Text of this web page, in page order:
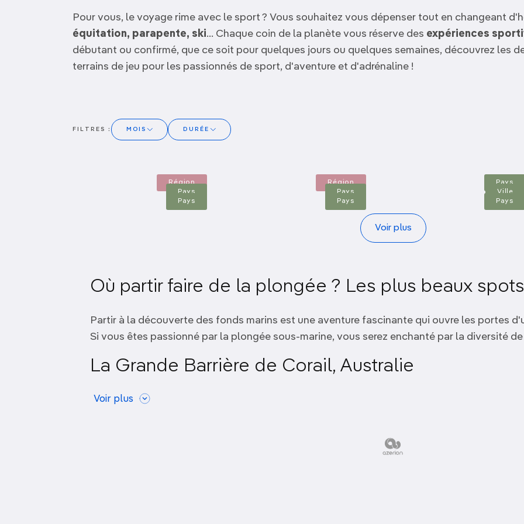
ANTARCTIQUE
TOP VILLES
Camargue
Pour vous, le voyage rime avec le sport ? Vous souhaitez vous dépenser tout en changeant
équitation, parapente, ski... Chaque coin de la planète vous réserve des expériences
débutant ou confirmé, que ce soit pour quelques jours ou quelques semaines, découvrez les
terrains de jeu pour les passionnés de sport, d'aventure et d'adrénaline !
FILTRES : MOIS
Juin
Août
Septembre
DURÉE
7 à 10 jours
Région
Pyrénées
Région Pays
Pays
Saint-Martin
Pays Ville
Pays Pays Pays
Voir plus
Où partir faire de la plongée ? Les plus beaux
Partir à la découverte des fonds marins est une aventure fascinante qui ouvre les portes
Si vous êtes passionné par la plongée sous-marine, vous serez enchanté par la diversité
La Grande Barrière de Corail, Australie
Incontestablement
Voir plus